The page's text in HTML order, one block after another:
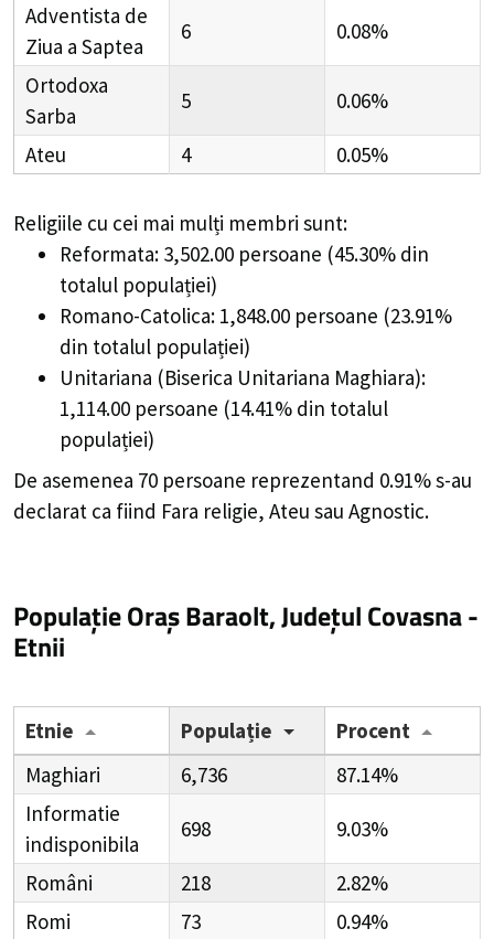
Adventista de
Ziua a Saptea
6 0.08%
Ortodoxa
Sarba
5 0.06%
Ateu 4 0.05%
Religiile cu cei mai mulți membri sunt:
Reformata: 3,502.00 persoane (45.30% din
totalul populației)
Romano-Catolica: 1,848.00 persoane (23.91%
din totalul populației)
Unitariana (Biserica Unitariana Maghiara):
1,114.00 persoane (14.41% din totalul
populației)
De asemenea 70 persoane reprezentand 0.91% s-au
declarat ca fiind Fara religie, Ateu sau Agnostic.
Populație Oraș Baraolt, Județul Covasna -
Etnii
Etnie Populație
Procent
Maghiari
6,736
87.14%
Informatie
indisponibila
698 9.03%
Români 218
2.82%
Romi
73
0.94%